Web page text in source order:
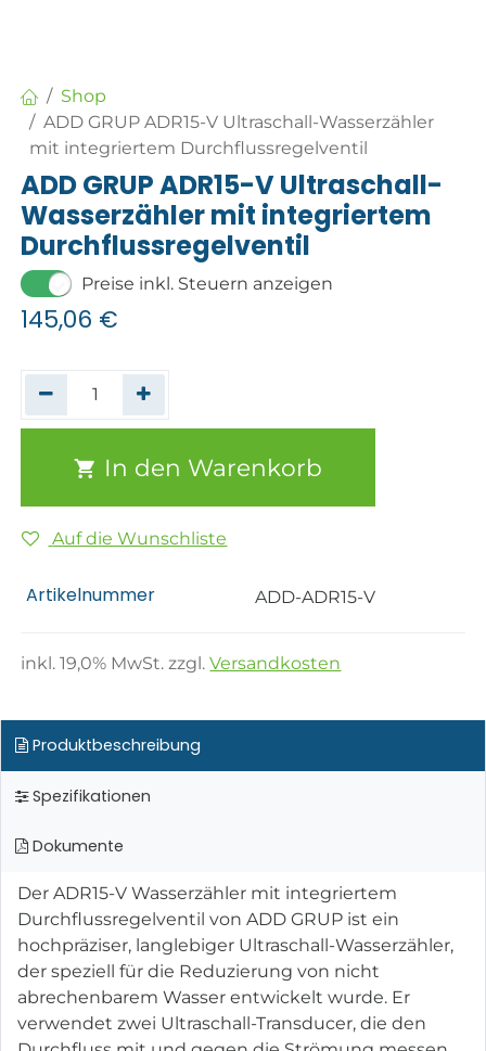
Shop
ADD GRUP ADR15-V Ultraschall-Wasserzähler
mit integriertem Durchflussregelventil
ADD GRUP ADR15-V Ultraschall-
Wasserzähler mit integriertem
Durchflussregelventil
Preise inkl. Steuern anzeigen
145,06 €
In den Warenkorb
Auf die Wunschliste
Artikelnummer ADD-ADR15-V
inkl.19,0% MwSt. zzgl.Versandkosten
Produktbeschreibung
Spezifikationen
Dokumente
Der ADR15-V Wasserzähler mit integriertem
Durchflussregelventil von ADD GRUP ist ein
hochpräziser, langlebiger Ultraschall-Wasserzähler,
der speziell für die Reduzierung von nicht
abrechenbarem Wasser entwickelt wurde. Er
verwendet zwei Ultraschall-Transducer, die den